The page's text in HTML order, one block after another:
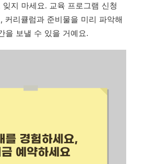
지 마세요. 교육 프로그램 신청
커리큘럼과 준비물을 미리 파악해
을 보낼 수 있을 거예요.